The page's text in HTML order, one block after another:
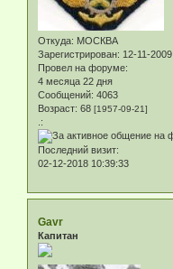
Откуда: МОСКВА
Зарегистрирован: 12-11-2009
Провел на форуме:
4 месяца 22 дня
Сообщений: 4063
Возраст: 68 [1957-09-21]
.:
Последний визит:
02-12-2018 10:39:33
Gavr
Капитан